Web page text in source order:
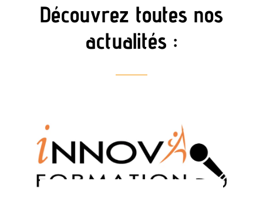
Découvrez toutes nos
actualités :